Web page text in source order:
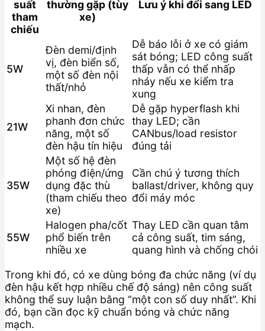
suất
tham
chiếu
thường gặp (tùy
xe)
Lưu ý khi đổi sang LED
5W
Đèn demi/định
vị, đèn biển số,
một số đèn nội
thất/nhỏ
Dễ báo lỗi ở xe có giám
sát bóng; LED công suất
thấp vẫn có thể nhấp
nháy nếu xe kiểm tra
xung
21W
Xi nhan, đèn
phanh đơn chức
năng, một số
đèn hậu tín hiệu
Dễ gặp hyperflash khi
thay LED; cần
CANbus/load resistor
đúng tải
35W
Một số hệ đèn
phóng điện/ứng
dụng đặc thù
(tham chiếu theo
xe)
Cần chú ý tương thích
ballast/driver, không quy
đổi máy móc
55W
Halogen pha/cốt
phổ biến trên
nhiều xe
Thay LED cần quan tâm
cả công suất, tim sáng,
quang hình và chống chói
Trong khi đó, có xe dùng bóng đa chức năng (ví dụ
đèn hậu kết hợp nhiều chế độ sáng) nên công suất
không thể suy luận bằng “một con số duy nhất”. Khi
đó, bạn cần đọc kỹ chuẩn bóng và chức năng
mạch.